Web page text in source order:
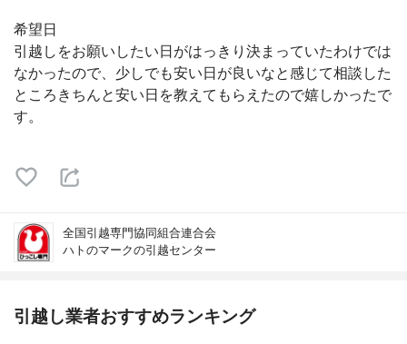
希望日
引越しをお願いしたい日がはっきり決まっていたわけでは
なかったので、少しでも安い日が良いなと感じて相談した
ところきちんと安い日を教えてもらえたので嬉しかったで
す。
全国引越専門協同組合連合会
ハトのマークの引越センター
引越し業者おすすめランキング